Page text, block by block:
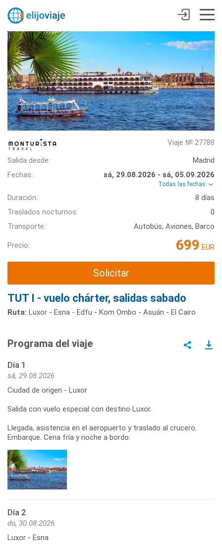
Viaje № 27788
Salida desde:
Madrid
Fechas:
sá, 29.08.2026 - sá, 05.09.2026
Todas las fechas
Duración:
8 días
Traslados nocturnos:
0
Transporte:
Autobús, Aviones, Barco
Precio: 699 EUR
Solicitar
TUT I - vuelo chárter, salidas sabado
Ruta: Luxor - Esna - Edfu - Kom Ombo - Asuán - El Cairo
Programa del viaje
Día 1
sá, 29.08.2026
Ciudad de origen - Luxor
Salida con vuelo especial con destino Luxor.
Llegada, asistencia en el aeropuerto y traslado al crucero.
Embarque. Cena fría y noche a bordo.
Día 2
do, 30.08.2026
Luxor - Esna